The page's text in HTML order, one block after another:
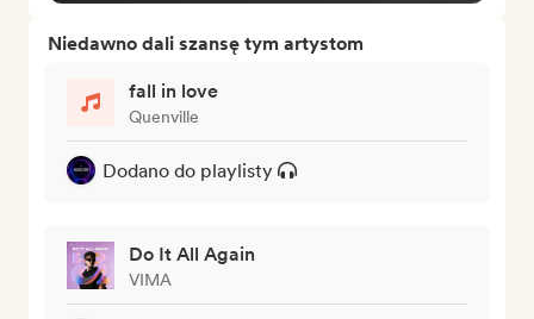
Niedawno dali szansę tym artystom
fall in love
Quenville
Dodano do playlisty
Do It All Again
VIMA